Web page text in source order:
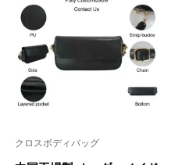
クロスボディバッグ